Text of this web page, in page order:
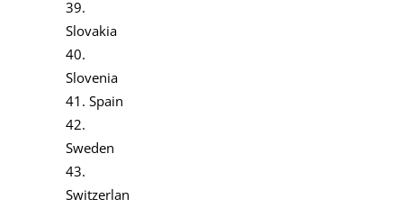
39.
Slovakia
40.
Slovenia
41. Spain
42.
Sweden
43.
Switzerlan